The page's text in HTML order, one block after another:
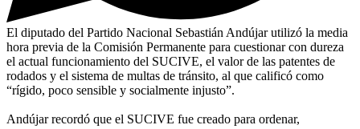
El diputado del Partido Nacional Sebastián Andújar utilizó la media
hora previa de la Comisión Permanente para cuestionar con dureza
el actual funcionamiento del SUCIVE, el valor de las patentes de
rodados y el sistema de multas de tránsito, al que calificó como
“rígido, poco sensible y socialmente injusto”.
Andújar recordó que el SUCIVE fue creado para ordenar,